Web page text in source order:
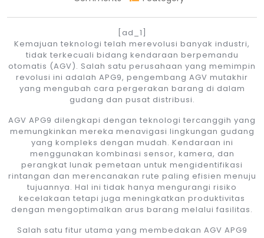
[ad_1]
Kemajuan teknologi telah merevolusi banyak industri,
tidak terkecuali bidang kendaraan berpemandu
otomatis (AGV). Salah satu perusahaan yang memimpin
revolusi ini adalah APG9, pengembang AGV mutakhir
yang mengubah cara pergerakan barang di dalam
gudang dan pusat distribusi.
AGV APG9 dilengkapi dengan teknologi tercanggih yang
memungkinkan mereka menavigasi lingkungan gudang
yang kompleks dengan mudah. Kendaraan ini
menggunakan kombinasi sensor, kamera, dan
perangkat lunak pemetaan untuk mengidentifikasi
rintangan dan merencanakan rute paling efisien menuju
tujuannya. Hal ini tidak hanya mengurangi risiko
kecelakaan tetapi juga meningkatkan produktivitas
dengan mengoptimalkan arus barang melalui fasilitas.
Salah satu fitur utama yang membedakan AGV APG9